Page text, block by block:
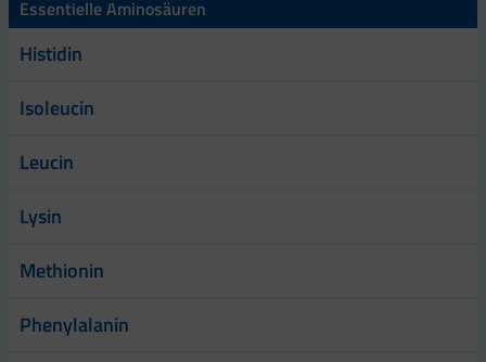
Essentielle Aminosäuren
Histidin
Isoleucin
Leucin
Lysin
Methionin
Phenylalanin